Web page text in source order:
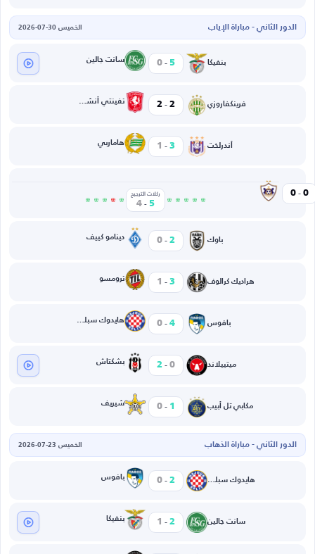
الدور الثاني - مباراة الإياب الخميس 30-07-2026
بنفيكا 5
-
0 سانت جالين
فرينكفاروزي 2
-
2 تفينتي أنشخيده
أندرلخت 3
-
1 هاماربي
0
-
0 ركلات الترجيح
5
-
4
باوك 2
-
0 دينامو كييف
هراديك كرالوف 3
-
1 ترومسو
بافوس 4
-
0 هايدوك سبليت
ميتييلاند 0
-
2 بشكتاش
مكابي تل أبيب 1
-
0 شيريف
الدور الثاني - مباراة الذهاب الخميس 23-07-2026
هايدوك سبليت 2
-
0 بافوس
سانت جالين 2
-
1 بنفيكا